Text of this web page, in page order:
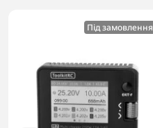
Під замовлення